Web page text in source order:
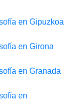
en Gipuzkoa
en Girona
en Granada
en